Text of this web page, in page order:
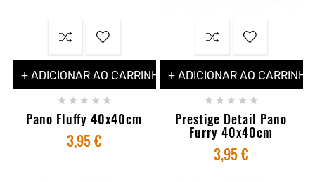
+ ADICIONAR AO CARRINHO
    
Pano Fluffy 40x40cm
3,95 €
+ ADICIONAR AO CARRINHO
    
Prestige Detail Pano
Furry 40x40cm
3,95 €